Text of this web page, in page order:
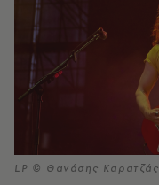
LP © Θανάσης Καρατζάς